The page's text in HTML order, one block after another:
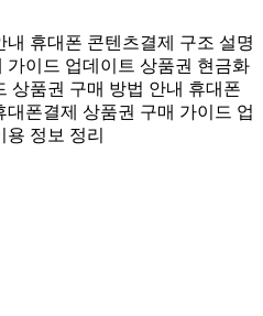
내 휴대폰 콘텐츠결제 구조 설명
가이드 업데이트 상품권 현금화
상품권 구매 방법 안내 휴대폰
대폰결제 상품권 구매 가이드 업
정보 정리